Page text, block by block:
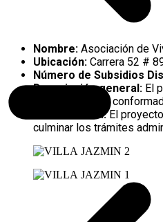
Nombre: Asociación de
Ubicación: Carrera 52 #
Número de Subsidios
Descripción general: El
edificación está
Estado actual:El
culminar los trámites